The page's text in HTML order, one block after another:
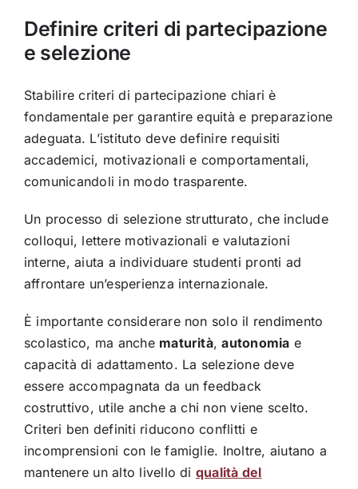
Definire criteri di partecipazione
e selezione
Stabilire criteri di partecipazione chiari è
fondamentale per garantire equità e preparazione
adeguata. L’istituto deve definire requisiti
accademici, motivazionali e comportamentali,
comunicandoli in modo trasparente.
Un processo di selezione strutturato, che include
colloqui, lettere motivazionali e valutazioni
interne, aiuta a individuare studenti pronti ad
affrontare un’esperienza internazionale.
È importante considerare non solo il rendimento
scolastico, ma anche maturità,autonomia e
capacità di adattamento. La selezione deve
essere accompagnata da un feedback
costruttivo, utile anche a chi non viene scelto.
Criteri ben definiti riducono conflitti e
incomprensioni con le famiglie. Inoltre, aiutano a
mantenere un alto livello di qualità del